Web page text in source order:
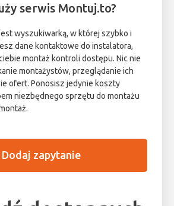
serwis Montuj.to?
wyszukiwarką, w której szybko i
dane kontaktowe do instalatora,
montaż kontroli dostępu. Nic nie
montażystów, przeglądanie ich
ofert. Ponosisz jedynie koszty
niezbędnego sprzętu do montażu
Dodaj zapytanie